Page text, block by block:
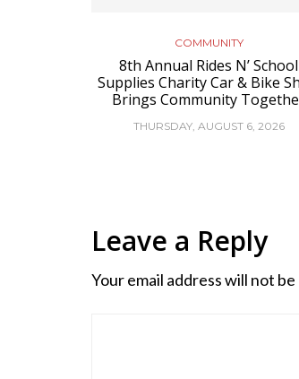
COMMUNITY
8th Annual Rides N’ School
Supplies Charity Car & Bike
Brings Community
THURSDAY, AUGUST 6, 2026
Leave a Reply
Your email address will not